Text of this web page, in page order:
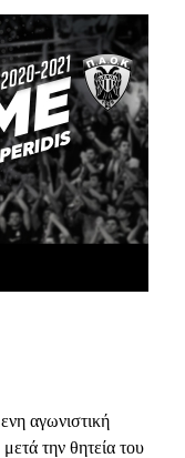
αγωνιστική
την θητεία του